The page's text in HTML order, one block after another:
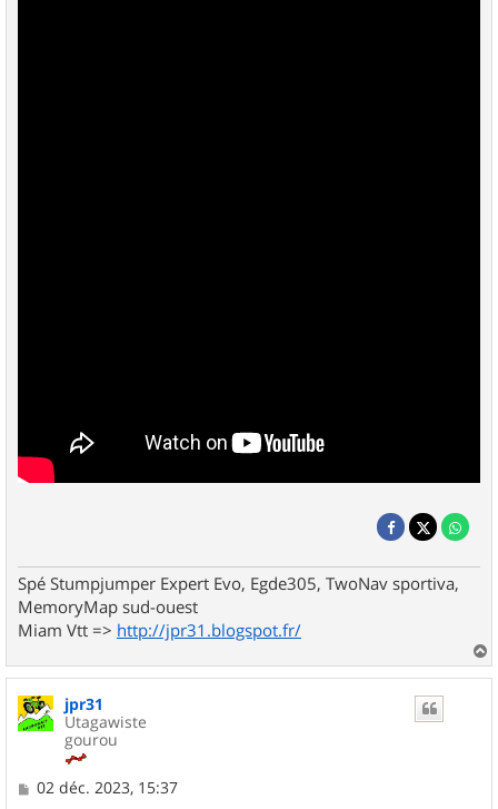
Spé Stumpjumper Expert Evo, Egde305, TwoNav sportiva,
MemoryMap sud-ouest
Miam Vtt => http://jpr31.blogspot.fr/
a
u
jpr31
Utagawiste
gourou
M
02 déc. 2023, 15:37